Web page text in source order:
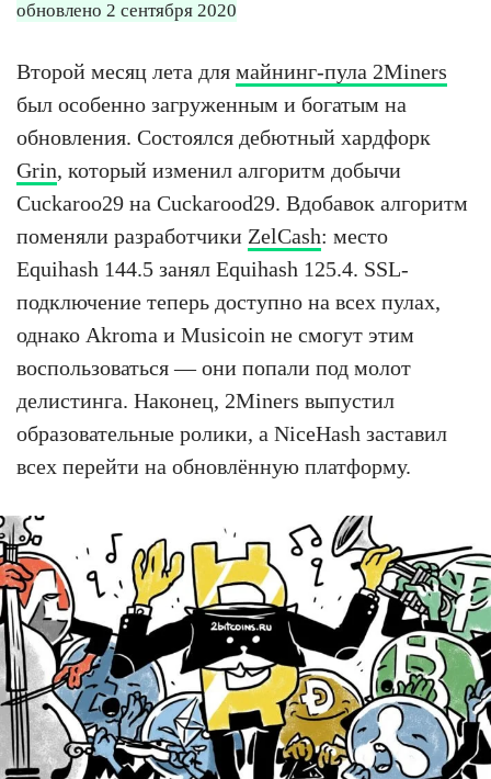
обновлено 2 сентября 2020
Второй месяц лета для майнинг-пула 2Miners
был особенно загруженным и богатым на
обновления. Состоялся дебютный хардфорк
Grin, который изменил алгоритм добычи
Cuckaroo29 на Cuckarood29. Вдобавок алгоритм
поменяли разработчики ZelCash: место
Equihash 144.5 занял Equihash 125.4. SSL-
подключение теперь доступно на всех пулах,
однако Akroma и Musicoin не смогут этим
воспользоваться — они попали под молот
делистинга. Наконец, 2Miners выпустил
образовательные ролики, а NiceHash заставил
всех перейти на обновлённую платформу.